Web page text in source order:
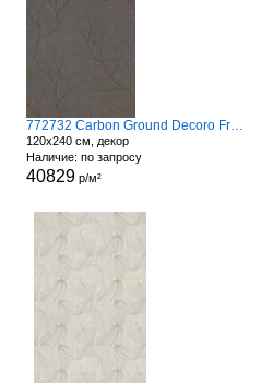
772732 Carbon Ground Decoro Fronds A
120x240 см, декор
Наличие: по запросу
40829р/м²